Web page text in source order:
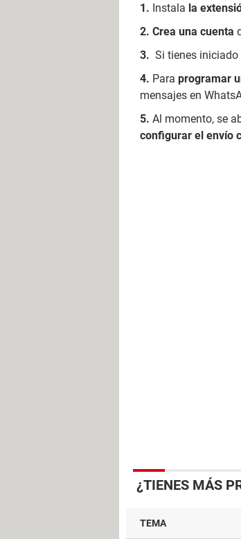
Instala la
Crea una cuenta
Si tienes iniciado
Para programar
mensajes en
Al momento, se
configurar el envío
¿TIENES MÁS
TEMA